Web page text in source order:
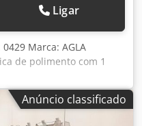
Ligar
0429 Marca: AGLA
de polimento com 1
e poliuretano, madeira,
Especificações
Construção robusta
3600 x 1260 mm
Anúncio classificado